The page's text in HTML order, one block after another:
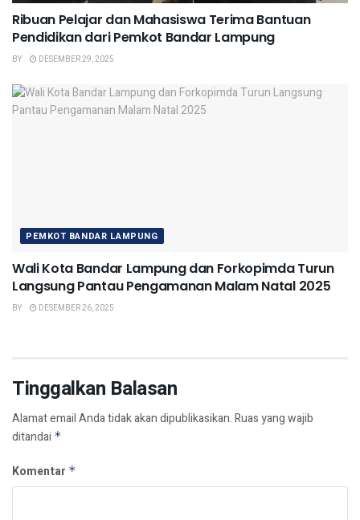
Ribuan Pelajar dan Mahasiswa Terima Bantuan
Pendidikan dari Pemkot Bandar Lampung
BY DESEMBER 29, 2025
PEMKOT BANDAR LAMPUNG
Wali Kota Bandar Lampung dan Forkopimda Turun
Langsung Pantau Pengamanan Malam Natal 2025
BY DESEMBER 26, 2025
Tinggalkan Balasan
Alamat email Anda tidak akan dipublikasikan.Ruas yang wajib
ditandai *
Komentar *